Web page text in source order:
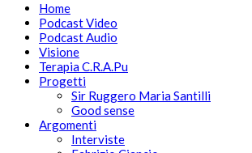
Home
Podcast Video
Podcast Audio
Visione
Terapia C.R.A.Pu
Progetti
Sir Ruggero Maria Santilli
Good sense
Argomenti
Interviste